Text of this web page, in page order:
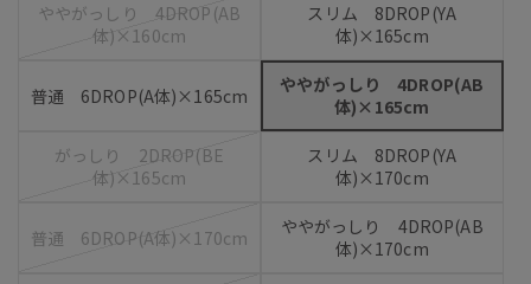
ややがっしり 4DROP(AB
体)×160cm
スリム 8DROP(YA
体)×165cm
普通 6DROP(A体)×165cm
ややがっしり 4DROP(AB
体)×165cm
がっしり 2DROP(BE
体)×165cm
スリム 8DROP(YA
体)×170cm
普通 6DROP(A体)×170cm
ややがっしり 4DROP(AB
体)×170cm